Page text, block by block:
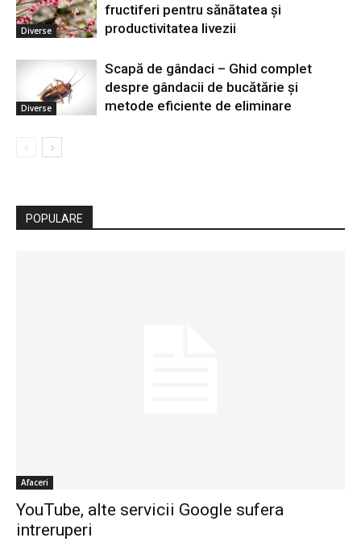
Diverse
fructiferi pentru sănătatea și
productivitatea livezii
Diverse
Scapă de gândaci – Ghid complet
despre gândacii de bucătărie și
metode eficiente de eliminare
POPULARE
Afaceri
YouTube, alte servicii Google sufera
intreruperi